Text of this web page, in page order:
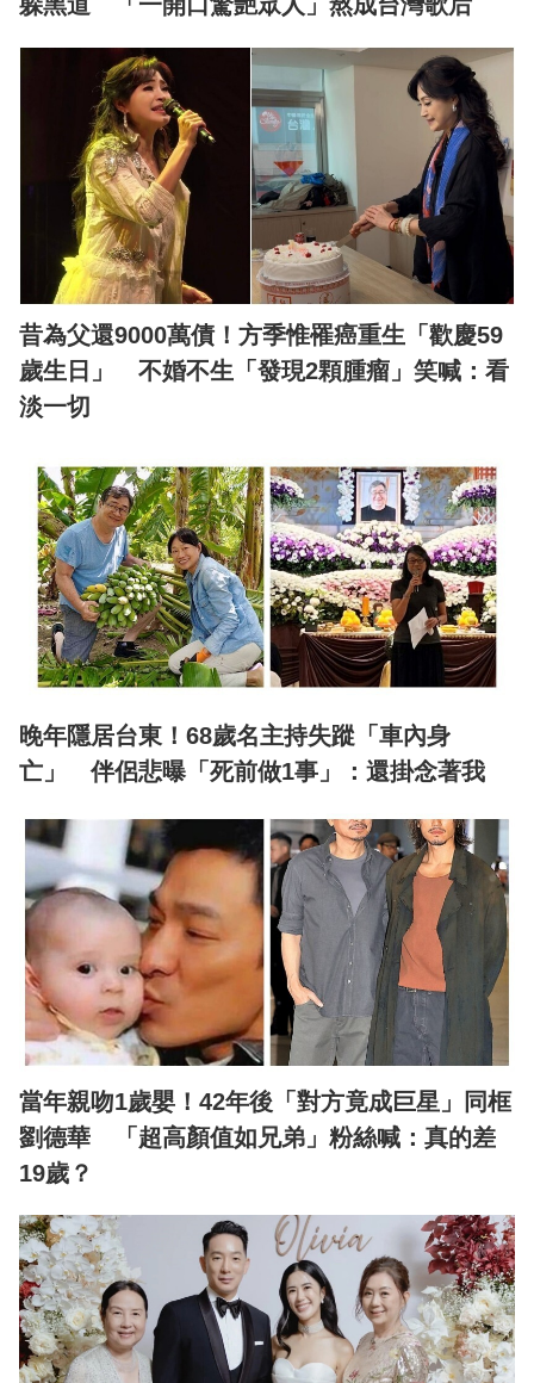
昔為父還9000萬債！方季惟罹癌重生「歡慶59
歲生日」 不婚不生「發現2顆腫瘤」笑喊：看
淡一切
晚年隱居台東！68歲名主持失蹤「車內身
亡」 伴侶悲曝「死前做1事」：還掛念著我
當年親吻1歲嬰！42年後「對方竟成巨星」同框
劉德華 「超高顏值如兄弟」粉絲喊：真的差
19歲？